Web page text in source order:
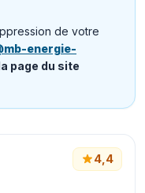
de votre
energie-
page du site
4,4